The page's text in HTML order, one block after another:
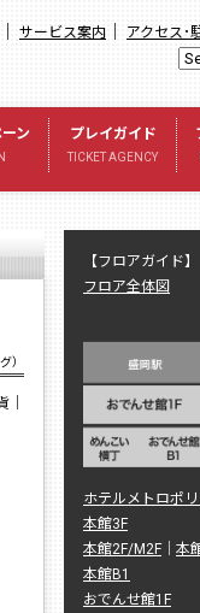
サービス案内｜ アクセス･
ン プレイガイド
TICKET AGENCY
）
ホテルメトロポ
本館3F
本館2F/M2F
本
本館B1
おでんせ館1F
【フロアガイド】
フロア全体図